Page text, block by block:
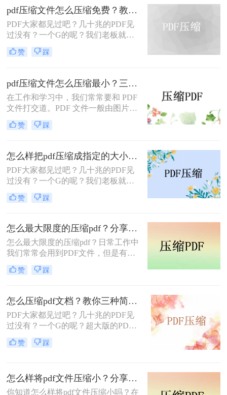
积太大就会有发送限制的烦恼，那么
pdf压缩文件怎么压缩最小呢？今天就
来给大家分享三个pdf压缩的方法，相
信你会想要的。
pdf压缩文件怎么压缩免费？教你2种简单有效的方法！
​PDF大家都见过吧？几十兆的PDF见
过没有？一个G的呢？我们老板就经
常拿着自己的电脑过来找我，
说：“我的电脑怎么这么慢啊？”
赞 踩
pdf压缩文件怎么压缩最小？三种方法教你压缩pdf！
在工作和学习中，我们常常要和 PDF
文件打交道。PDF 文件一般由图片、
文字、视频等多种内容构成，所以体
积通常会很大。体积过大的 PDF 文
种情况，pdf压缩文件怎么压缩最小
呢？一起来看看这些压缩 PDF 文件体
积的方法~
赞 踩
怎么样把pdf压缩成指定的大小？分享在线压缩方法！
PDF大家都见过吧？几十兆的PDF见
过没有？一个G的呢？我们老板就经
常拿着自己的电脑过来找我，
说：“我的电脑怎么这么慢啊？”我一
全都是超大版。不光是占内存，就是
下载上传都要十分钟以上，非常不方
便。今天小编就来告诉你二个怎么样
把pdf压缩成指定的大小的方法，保证
你绝对用得着。
赞 踩
怎么最大限度的压缩pdf？分享2个好用的方法，简单又快捷！
怎么最大限度的压缩pdf？​日常工作中
我们常常会用到PDF文件，但是有些
PDF文件的体积不知不觉膨胀得很
大，不仅传输、分享速度很慢，且有
上传！
赞 踩
怎么压缩pdf文档？教你三种简单好用的压缩方法！
PDF大家都见过吧？几十兆的PDF见
过没有？一个G的呢？超大版的PDF
怎么处理呢？通常大家都会想到要把
这些文件进行打包压缩，这样即可减
生。
赞 踩
怎么样将pdf文件压缩小？分享2个好用的方法，简单又快捷！
你知道怎么样将pdf文件压缩小吗？在